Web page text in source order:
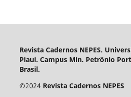
Revista Cadernos NEPES.
Piauí. Campus Min. Petrônio
Brasil.
©2024Revista Cadernos NEPES